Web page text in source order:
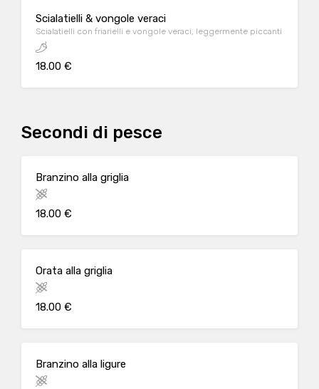
Scialatielli & vongole veraci
Scialatielli con friarielli e vongole veraci, leggermente piccanti
18.00 €
Secondi di pesce
Branzino alla griglia
18.00 €
Orata alla griglia
18.00 €
Branzino alla ligure